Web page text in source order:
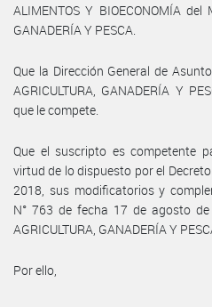
ALIMENTOS Y BIOECONOMÍA del
GANADERÍA Y PESCA.
Que la Dirección General de
AGRICULTURA, GANADERÍA Y
que le compete.
Que el suscripto es competente
virtud de lo dispuesto por el
2018, sus modificatorios y
N° 763 de fecha 17 de agosto
AGRICULTURA, GANADERÍA Y
Por ello,